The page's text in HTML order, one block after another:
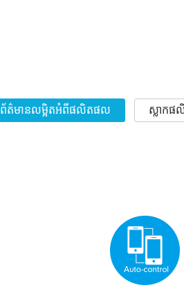
ព័ត៌មានលម្អិតអំពីផលិតផល ស្លាក